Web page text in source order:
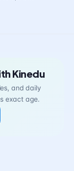
Kinedu
and daily
exact age.